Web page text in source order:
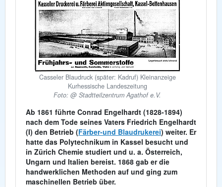
Casseler Blaudruck (später: Kadruf) Kleinanzeige
Kurhessische Landeszeitung
Foto: @ Stadtteilzentrum Agathof e.V.
Ab 1861 führte Conrad Engelhardt (1828-1894)
nach dem Tode seines Vaters Friedrich Engelhardt
(I) den Betrieb (Färber-und Blaudrukerei) weiter. Er
hatte das Polytechnikum in Kassel besucht und
in Zürich Chemie studiert und u. a. Österreich,
Ungarn und Italien bereist. 1868 gab er die
handwerklichen Methoden auf und ging zum
maschinellen Betrieb über.